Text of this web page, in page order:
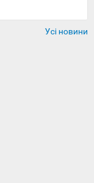
Усі новини